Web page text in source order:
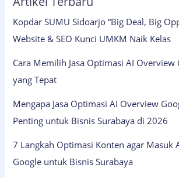
Kopdar SUMU Sidoarjo “Big Deal, Big
Website & SEO Kunci UMKM Naik Kelas
Cara Memilih Jasa Optimasi AI Overview
yang Tepat
Mengapa Jasa Optimasi AI Overview
Penting untuk Bisnis Surabaya di 2026
7 Langkah Optimasi Konten agar Masuk
Google untuk Bisnis Surabaya